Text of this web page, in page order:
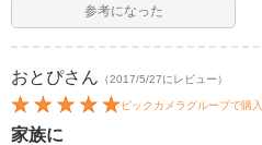
参考になった
おとぴさん （2017/5/27にレビュー）
ビックカメラグループで購入
家族に